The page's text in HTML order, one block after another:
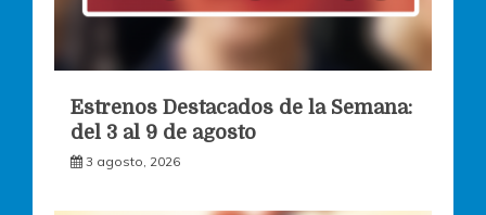
Estrenos Destacados de la Semana:
del 3 al 9 de agosto
3 agosto, 2026